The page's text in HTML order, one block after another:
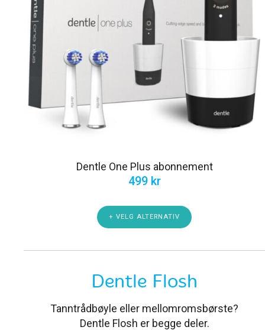
Dentle One Plus abonnement
499 kr
+ VELG ALTERNATIV
Dentle Flosh
Tanntrådbøyle eller mellomromsbørste?
Dentle Flosh er begge deler.